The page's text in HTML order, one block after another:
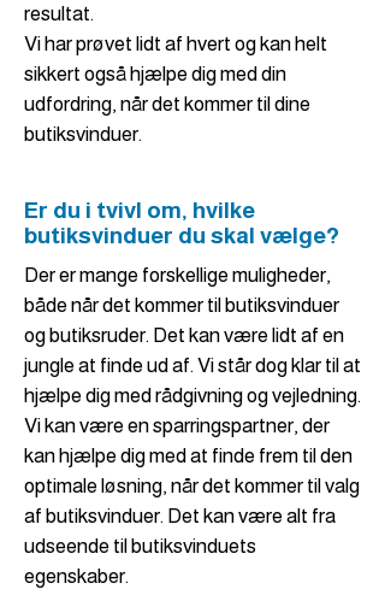
resultat.
Vi har prøvet lidt af hvert og kan helt
sikkert også hjælpe dig med din
udfordring, når det kommer til dine
butiksvinduer.
Er du i tvivl om, hvilke
butiksvinduer du skal vælge?
Der er mange forskellige muligheder,
både når det kommer til butiksvinduer
og butiksruder. Det kan være lidt af en
jungle at finde ud af. Vi står dog klar til at
hjælpe dig med rådgivning og vejledning.
Vi kan være en sparringspartner, der
kan hjælpe dig med at finde frem til den
optimale løsning, når det kommer til valg
af butiksvinduer. Det kan være alt fra
udseende til butiksvinduets
egenskaber.